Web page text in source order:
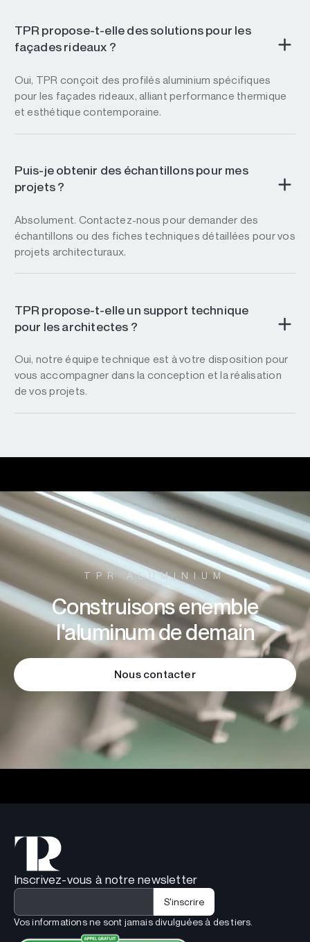
TPR propose-t-elle des solutions pour les
façades rideaux ?
Oui, TPR conçoit des profilés aluminium spécifiques
pour les façades rideaux, alliant performance thermique
et esthétique contemporaine.
Puis-je obtenir des échantillons pour mes
projets ?
Absolument. Contactez-nous pour demander des
échantillons ou des fiches techniques détaillées pour vos
projets architecturaux.
TPR propose-t-elle un support technique
pour les architectes ?
Oui, notre équipe technique est à votre disposition pour
vous accompagner dans la conception et la réalisation
de vos projets.
TPR ALUMINIUM
Construisons enemble
l'aluminum de demain
Nous contacter
Inscrivez-vous à notre newsletter
Vos informations ne sont jamais divulguées à des tiers.